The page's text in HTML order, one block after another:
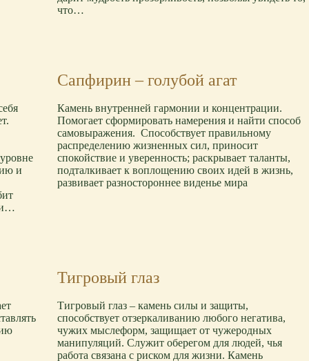
что…
и
Сапфирин – голубой агат
Камень внутренней гармонии и концентрации.
Помогает сформировать намерения и найти способ
самовыражения. Способствует правильному
распределению жизненных сил, приносит
спокойствие и уверенность; раскрывает таланты,
подталкивает к воплощению своих идей в жизнь,
развивает разностороннее виденье мира
Тигровый глаз
Тигровый глаз – камень силы и защиты,
способствует отзеркаливанию любого негатива,
чужих мыслеформ, защищает от чужеродных
манипуляций. Служит оберегом для людей, чья
работа связана с риском для жизни. Камень